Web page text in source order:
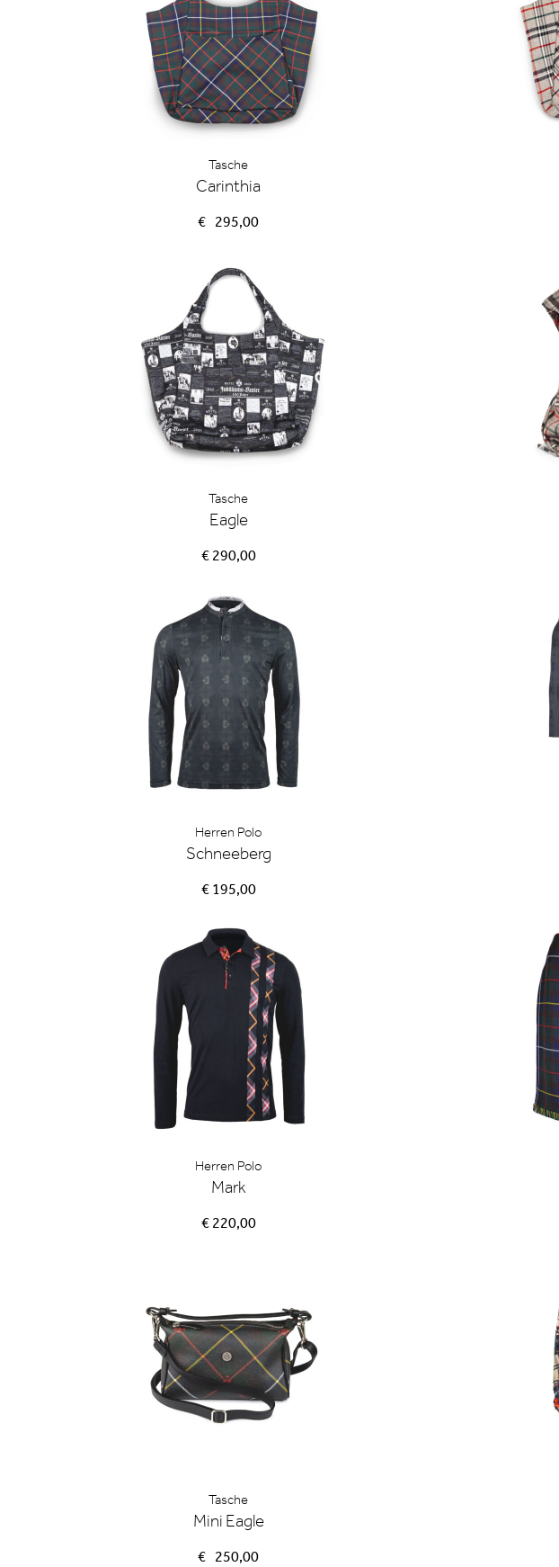
Tasche
Carinthia
€ 295,00
Tasche
Eagle
€ 290,00
Herren Polo
Schneeberg
€ 195,00
Herren Polo
Mark
€ 220,00
Tasche
Mini Eagle
€ 250,00